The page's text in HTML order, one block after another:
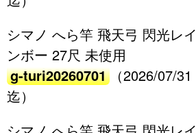
シマノ へら竿 飛天弓 閃光レイ
ンボー 27尺 未使用
g-turi20260701
（2026/07/31
迄）